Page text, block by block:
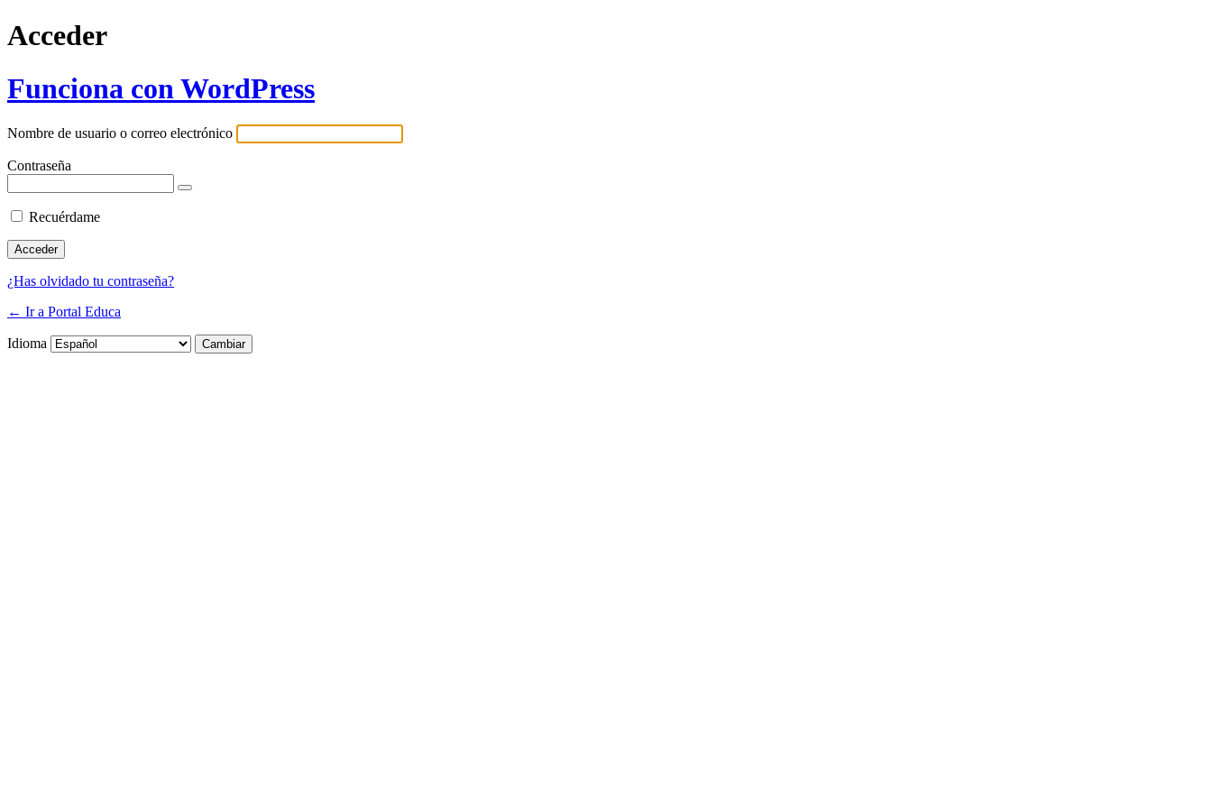
Acceder
Funciona con WordPress
Nombre de usuario o correo electrónico
Contraseña
Recuérdame
¿Has olvidado tu contraseña?
← Ir a Portal Educa
Idioma